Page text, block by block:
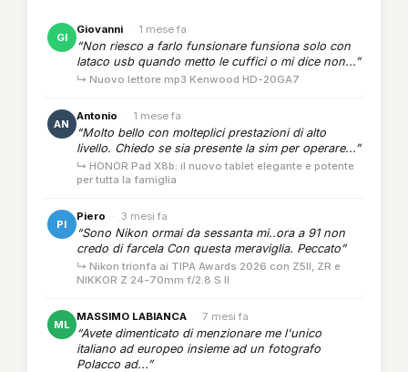
GI
Giovanni · 1 mese fa
“Non riesco a farlo funsionare funsiona solo con
lataco usb quando metto le cuffici o mi dice non...”
↳ Nuovo lettore mp3 Kenwood HD-20GA7
AN
Antonio · 1 mese fa
“Molto bello con molteplici prestazioni di alto
livello. Chiedo se sia presente la sim per operare...”
↳ HONOR Pad X8b: il nuovo tablet elegante e potente
per tutta la famiglia
PI
Piero · 3 mesi fa
“Sono Nikon ormai da sessanta mi..ora a 91 non
credo di farcela Con questa meraviglia. Peccato”
↳ Nikon trionfa ai TIPA Awards 2026 con Z5II, ZR e
NIKKOR Z 24-70mm f/2.8 S II
ML
MASSIMO LABIANCA · 7 mesi fa
“Avete dimenticato di menzionare me l'unico
italiano ad europeo insieme ad un fotografo
Polacco ad...”